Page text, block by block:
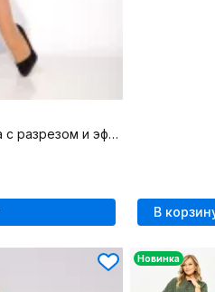
платье прямое из трикотажа с разрезом и эффектом мерцания
В
Новинка